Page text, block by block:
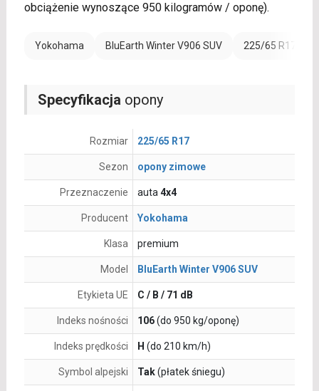
obciążenie wynoszące 950 kilogramów / oponę).
Yokohama BluEarth Winter V906 SUV 225/65 R17
Specyfikacja opony
Rozmiar 225/65 R17
Sezon opony zimowe
Przeznaczenie auta 4x4
Producent Yokohama
Klasa premium
Model BluEarth Winter V906 SUV
Etykieta UE C / B / 71 dB
Indeks nośności 106(do 950 kg/oponę)
Indeks prędkości H (do 210 km/h)
Symbol alpejski Tak(płatek śniegu)